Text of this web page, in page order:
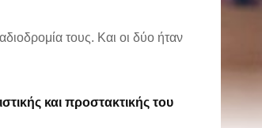
τους. Και οι δύο ήταν
και προστακτικής του